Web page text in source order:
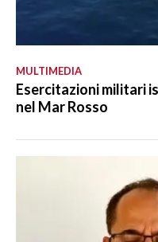
MULTIMEDIA
Esercitazioni militari
nel Mar Rosso